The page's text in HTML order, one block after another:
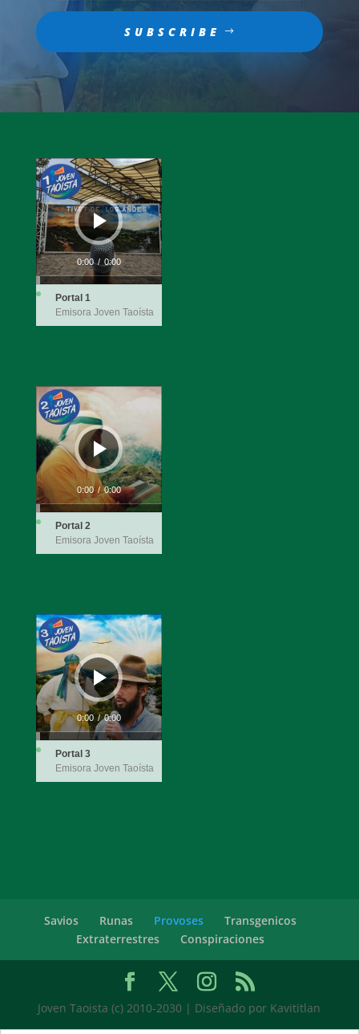
SUBSCRIBE
Audio
Player
0:00 / 0:00
Portal 1
Emisora Joven Taoísta
Audio
Player
0:00 / 0:00
Portal 2
Emisora Joven Taoísta
Audio
Player
0:00 / 0:00
Portal 3
Emisora Joven Taoísta
Savios Runas Provoses
Transgenicos
Extraterrestres
Conspiraciones
Joven Taoista (c) 2010-2030 | Diseñado por Kavititlan